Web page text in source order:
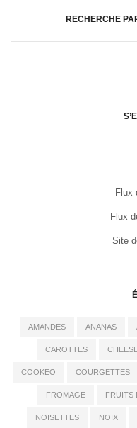
RECHERCHE
Flux
Flux
Site
AMANDES ANANAS
CAROTTES
COOKEO COURGETTES
FROMAGE FRUITS
NOISETTES NOIX